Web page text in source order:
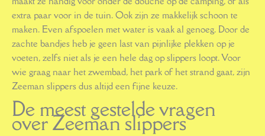
extra paar voor in de tuin. Ook zijn ze makkelijk schoon te
maken. Even afspoelen met water is vaak al genoeg. Door de
zachte bandjes heb je geen last van pijnlijke plekken op je
voeten, zelfs niet als je een hele dag op slippers loopt. Voor
wie graag naar het zwembad, het park of het strand gaat, zijn
Zeeman slippers dus altijd een fijne keuze.
De meest gestelde vragen
over Zeeman slippers